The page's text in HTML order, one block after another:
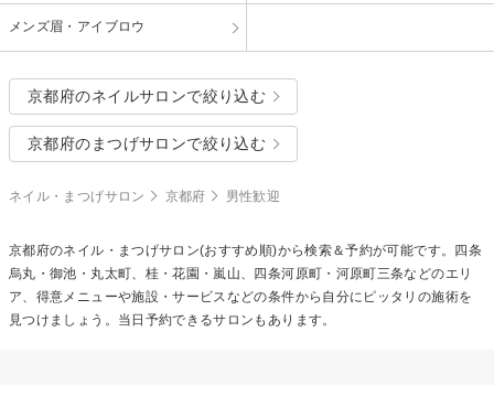
メンズ眉・アイブロウ
京都府のネイルサロンで絞り込む
京都府のまつげサロンで絞り込む
ネイル・まつげサロン 京都府 男性歓迎
京都府のネイル・まつげサロン(おすすめ順)から検索＆予約が可能です。四条
烏丸・御池・丸太町、桂・花園・嵐山、四条河原町・河原町三条などのエリ
ア、得意メニューや施設・サービスなどの条件から自分にピッタリの施術を
見つけましょう。当日予約できるサロンもあります。